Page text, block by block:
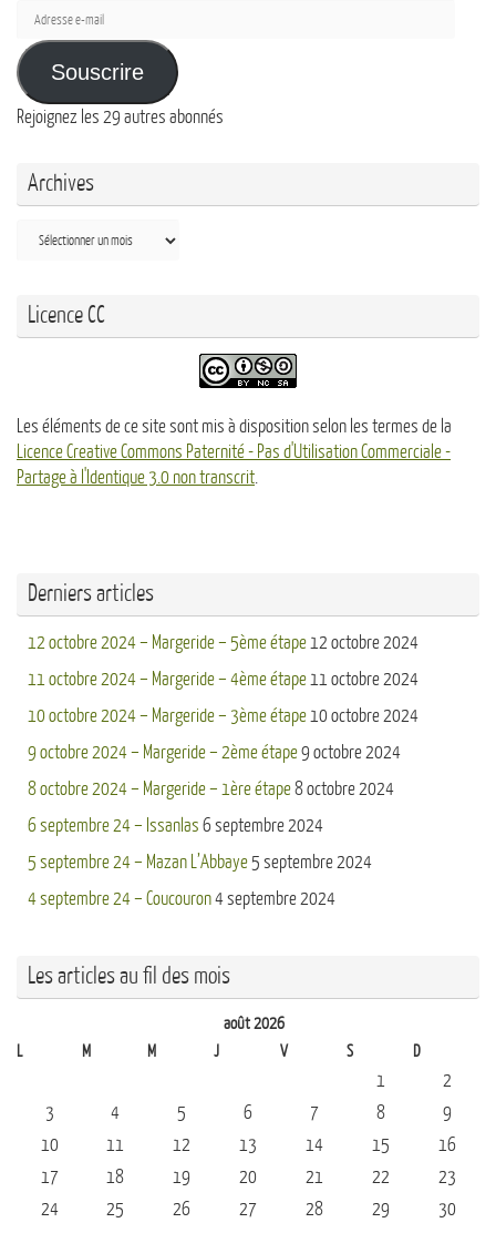
Adresse
mail
Souscrire
Rejoignez les 29 autres abonnés
Archives
Archives
Licence CC
Les éléments de ce site sont mis à disposition selon les termes de la
Licence Creative Commons Paternité - Pas d'Utilisation Commerciale -
Partage à l'Identique 3.0 non transcrit
Derniers articles
12 octobre 2024 – Margeride – 5ème étape 12 octobre 2024
11 octobre 2024 – Margeride – 4ème étape 11 octobre 2024
10 octobre 2024 – Margeride – 3ème étape 10 octobre 2024
9 octobre 2024 – Margeride – 2ème étape9 octobre 2024
8 octobre 2024 – Margeride – 1ère étape8 octobre 2024
6 septembre 24 – Issanlas 6 septembre 2024
5 septembre 24 – Mazan L’Abbaye 5 septembre 2024
4 septembre 24 – Coucouron4 septembre 2024
Les articles au fil des mois
août 2026
L
M M J V S D
1
2
3
4 5 6 7 8
9
10
11 12 13 14 15
16
17
18 19 20 21 22
23
24
25 26 27 28 29
30